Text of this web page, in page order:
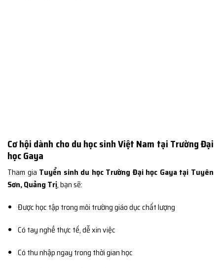
Cơ hội dành cho du học sinh Việt Nam tại Trường Đại
học Gaya
Tham gia Tuyển sinh du học Trường Đại học Gaya tại Tuyên
Sơn, Quảng Trị, bạn sẽ:
Được học tập trong môi trường giáo dục chất lượng
Có tay nghề thực tế, dễ xin việc
Có thu nhập ngay trong thời gian học